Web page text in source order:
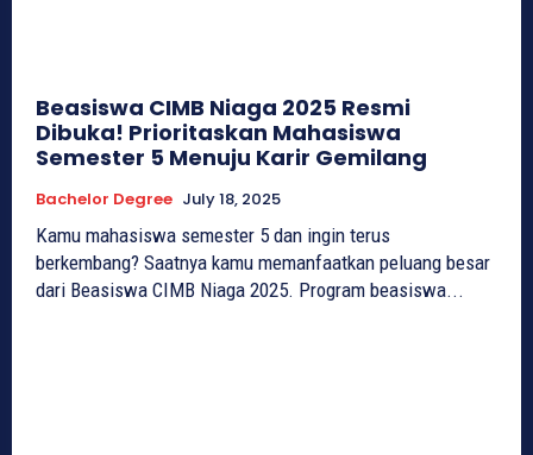
Beasiswa CIMB Niaga 2025 Resmi
Dibuka! Prioritaskan Mahasiswa
Semester 5 Menuju Karir Gemilang
Bachelor Degree July 18, 2025
Kamu mahasiswa semester 5 dan ingin terus
berkembang? Saatnya kamu memanfaatkan peluang besar
dari Beasiswa CIMB Niaga 2025. Program beasiswa...